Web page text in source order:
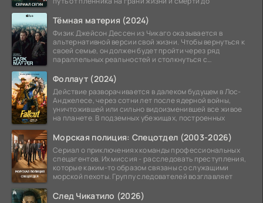
Тёмная материя (2024)
Физик Джейсон Дессен из Чикаго оказывается в
альтернативной версии свой жизни. Чтобы вернуться к
своей семье, он должен будет пройти через ряд
параллельных реальностей и столкнуться с
Фоллаут (2024)
Действие разворачивается в далеком будущем в Лос-
Анджелесе, через сотни лет после ядерной войны,
уничтожившей или сильно видоизменившей все живое
на планете. В подземных убежищах, построенных
Морская полиция: Спецотдел (2003-2026)
Сериал о приключениях команды профессиональных
спецагентов. Их миссия - расследовать преступления,
которые каким-то образом связаны со служащими
морской пехоты. Группу следователей возглавляет
След Чикатило (2026)